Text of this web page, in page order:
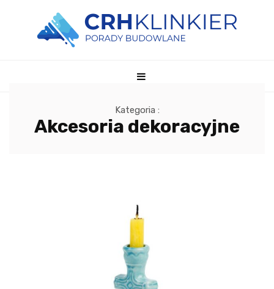
Kategoria :
Akcesoria dekoracyjne